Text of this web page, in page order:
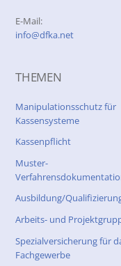
E-Mail:
info@dfka.net
THEMEN
Manipulationsschutz für
Kassensysteme
Kassenpflicht
Muster-
Ausbildung/
Arbeits- und
Spezialversicherung für
Fachgewerbe